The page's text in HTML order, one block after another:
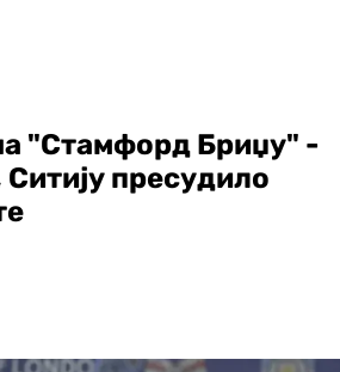
"Стамфорд Бриџу" -
пресудило